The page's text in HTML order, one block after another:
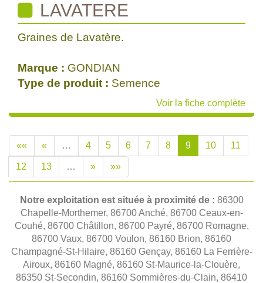
LAVATERE
Graines de Lavatère.
Marque : GONDIAN
Type de produit : Semence
Voir la fiche complète
«« « … 4 5 6 7 8 9 10 11
12 13 … » »»
Notre exploitation est située à proximité de : 86300
Chapelle-Morthemer, 86700 Anché, 86700 Ceaux-en-
Couhé, 86700 Châtillon, 86700 Payré, 86700 Romagne,
86700 Vaux, 86700 Voulon, 86160 Brion, 86160
Champagné-St-Hilaire, 86160 Gençay, 86160 La Ferrière-
Airoux, 86160 Magné, 86160 St-Maurice-la-Clouère,
86350 St-Secondin, 86160 Sommières-du-Clain, 86410